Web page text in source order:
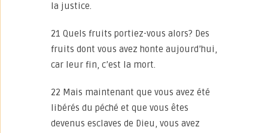
la justice.
21 Quels fruits portiez-vous alors? Des
fruits dont vous avez honte aujourd’hui,
car leur fin, c’est la mort.
22 Mais maintenant que vous avez été
libérés du péché et que vous êtes
devenus esclaves de Dieu, vous avez